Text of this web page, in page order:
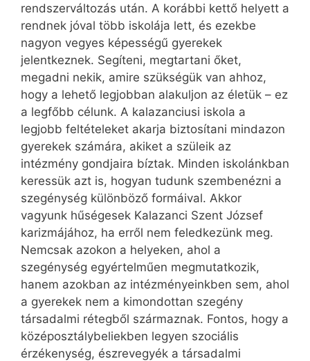
rendszerváltozás után. A korábbi kettő helyett a
rendnek jóval több iskolája lett, és ezekbe
nagyon vegyes képességű gyerekek
jelentkeznek. Segíteni, megtartani őket,
megadni nekik, amire szükségük van ahhoz,
hogy a lehető legjobban alakuljon az életük – ez
a legfőbb célunk. A kalazanciusi iskola a
legjobb feltételeket akarja biztosítani mindazon
gyerekek számára, akiket a szüleik az
intézmény gondjaira bíztak. Minden iskolánkban
keressük azt is, hogyan tudunk szembenézni a
szegénység különböző formáival. Akkor
vagyunk hűségesek Kalazanci Szent József
karizmájához, ha erről nem feledkezünk meg.
Nemcsak azokon a helyeken, ahol a
szegénység egyértelműen megmutatkozik,
hanem azokban az intézményeinkben sem, ahol
a gyerekek nem a kimondottan szegény
társadalmi rétegből származnak. Fontos, hogy a
középosztálybeliekben legyen szociális
érzékenység, észrevegyék a társadalmi